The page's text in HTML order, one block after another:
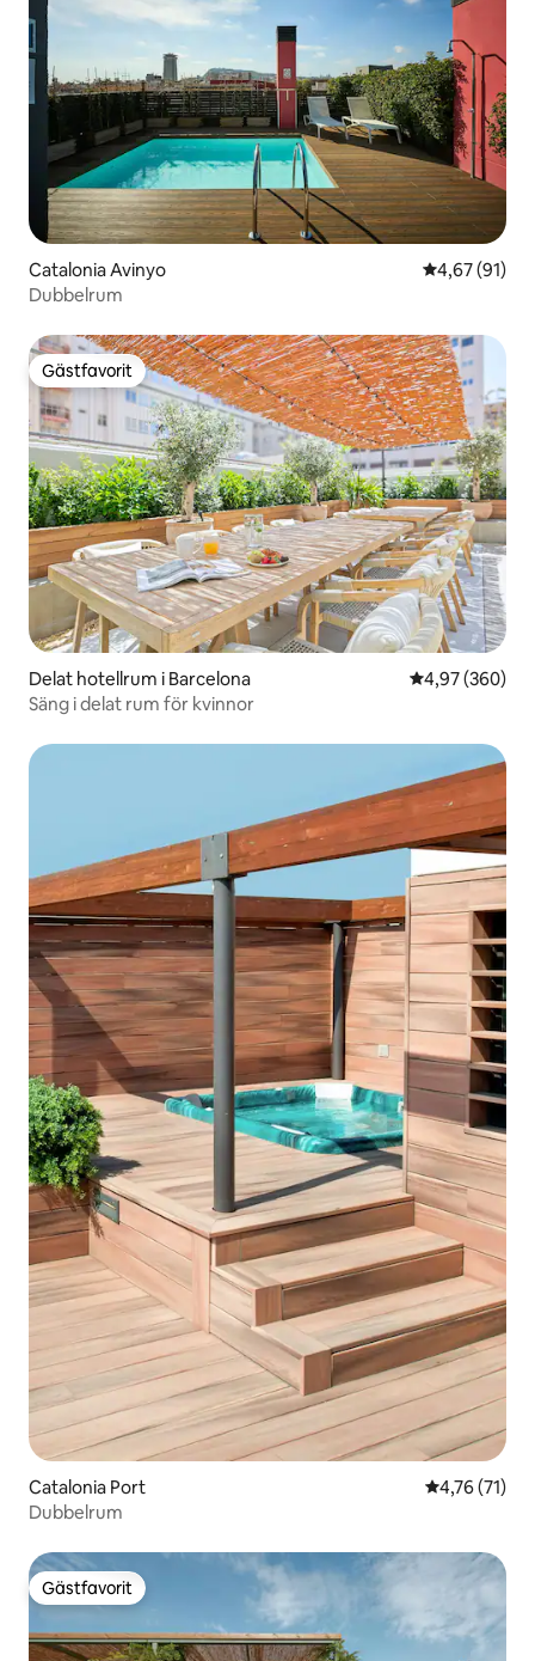
Catalonia Avinyo 4,67 av 5 i
4,67 (91)
Dubbelrum
Gästfavorit
Gästfavorit
Delat hotellrum i Barcelona 4,97 av 5 i
4,97 (360)
Säng i delat rum för kvinnor
Catalonia Port 4,76 av 5 i
4,76 (71)
Dubbelrum
Gästfavorit
Gästfavorit